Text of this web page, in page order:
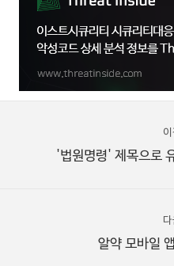
'법원명령' 제목으로
알약 모바일